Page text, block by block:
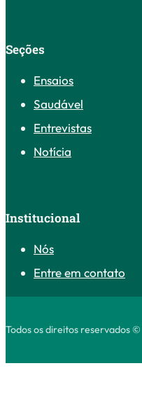
Seções
Ensaios
Saudável
Entrevistas
Notícia
Institucional
Nós
Entre em contato
Todos os direitos reservados